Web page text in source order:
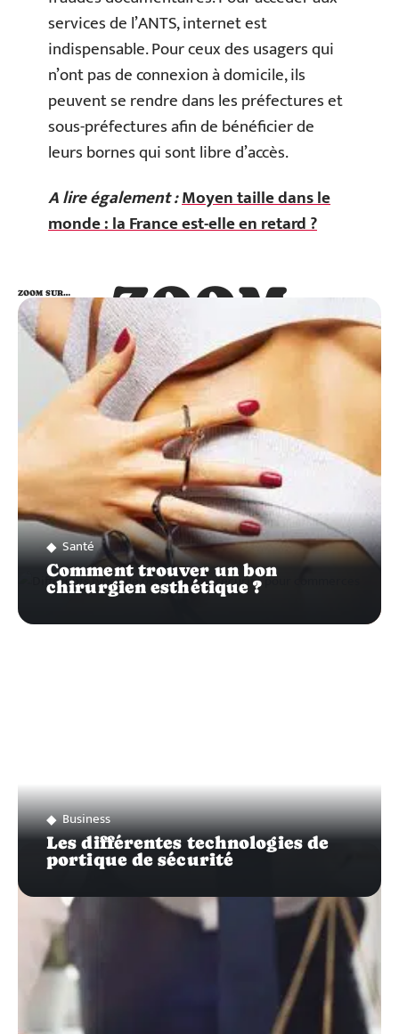
services de l’ANTS, internet est
indispensable. Pour ceux des usagers qui
n’ont pas de connexion à domicile, ils
peuvent se rendre dans les préfectures et
sous-préfectures afin de bénéficier de
leurs bornes qui sont libre d’accès.
A lire également :Moyen taille dans le
monde : la France est-elle en retard ?
ZOOM
SUR…
ZOOM SUR…
Santé
Comment trouver un bon
chirurgien esthétique ?
Business
Les différentes technologies de
portique de sécurité